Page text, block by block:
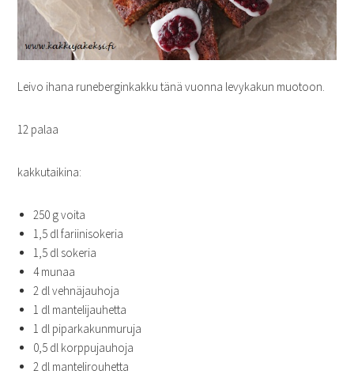
Leivo ihana runeberginkakku tänä vuonna levykakun muotoon.
12 palaa
kakkutaikina:
250 g voita
1,5 dl fariinisokeria
1,5 dl sokeria
4 munaa
2 dl vehnäjauhoja
1 dl mantelijauhetta
1 dl piparkakunmuruja
0,5 dl korppujauhoja
2 dl mantelirouhetta